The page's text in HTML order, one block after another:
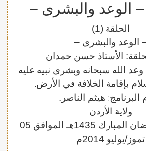
الحلقة (1)
الوعد والبشرى –
الأستاذ حسن حمدان
الله سبحانه وبشرى نبيه عليه
بإقامة الخلافة في الأرض.
البرنامج: هيثم الناصر.
ولاية الأردن
السبت، 07 رمضان المبارك 1435هـ الموافق 05
تموز/يوليو 2014م